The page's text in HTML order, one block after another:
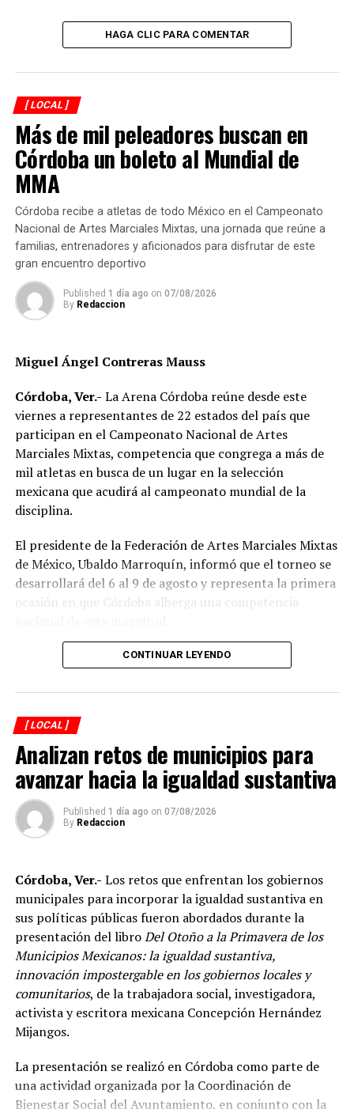
HAGA CLIC PARA COMENTAR
[ LOCAL ]
Más de mil peleadores buscan en
Córdoba un boleto al Mundial de
MMA
Córdoba recibe a atletas de todo México en el Campeonato
Nacional de Artes Marciales Mixtas, una jornada que reúne a
familias, entrenadores y aficionados para disfrutar de este
gran encuentro deportivo
Published 1 día ago on 07/08/2026
By Redaccion
Miguel Ángel Contreras Mauss
Córdoba, Ver.- La Arena Córdoba reúne desde este
viernes a representantes de 22 estados del país que
participan en el Campeonato Nacional de Artes
Marciales Mixtas, competencia que congrega a más de
mil atletas en busca de un lugar en la selección
mexicana que acudirá al campeonato mundial de la
disciplina.
El presidente de la Federación de Artes Marciales Mixtas
de México, Ubaldo Marroquín, informó que el torneo se
desarrollará del 6 al 9 de agosto y representa la primera
ocasión en que Córdoba alberga una competencia
alrededor de 40 atletas que representarán a México en
el campeonato mundial programado para noviembre en
Georgia, por lo que el torneo en Córdoba también
funciona como una de las principales etapas para
conformar al equipo nacional.
Marroquín destacó el desempeño que ha tenido México
en competencias internacionales de artes marciales
mixtas y sostuvo que el país se ha consolidado como una
en esta disciplina.
De acuerdo con el dirigente deportivo, México ha
conseguido cinco campeonatos panamericanos
consecutivos por equipos, superando a delegaciones
como Estados Unidos y Brasil, considerado uno de los
países con mayor tradición en las artes marciales
mixtas.
Ante los cuestionamientos sobre el nivel de agresividad
de este deporte, señaló que las competencias cuentan
con reglamentos y categorías diferenciadas de acuerdo
con la edad y experiencia de los participantes.
CONTINUAR LEYENDO
[ LOCAL ]
Analizan retos de municipios para
avanzar hacia la igualdad sustantiva
Published 1 día ago on 07/08/2026
By Redaccion
Córdoba, Ver.- Los retos que enfrentan los gobiernos
municipales para incorporar la igualdad sustantiva en
sus políticas públicas fueron abordados durante la
presentación del libroDel Otoño a la Primavera de los
Municipios Mexicanos: la igualdad sustantiva,
innovación impostergable en los gobiernos locales y
comunitarios, de la trabajadora social, investigadora,
activista y escritora mexicana Concepción Hernández
Mijangos.
La presentación se realizó en Córdoba como parte de
una actividad organizada por la Coordinación de
Bienestar Social del Ayuntamiento, en conjunto con la